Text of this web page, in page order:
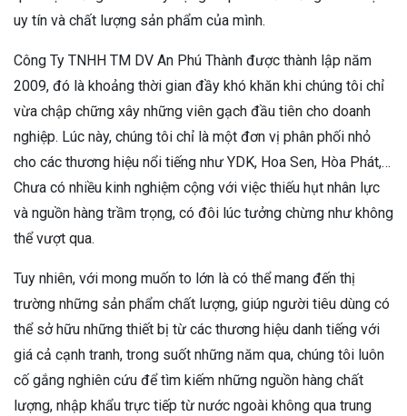
uy tín và chất lượng sản phẩm của mình.
Công Ty TNHH TM DV An Phú Thành được thành lập năm
2009, đó là khoảng thời gian đầy khó khăn khi chúng tôi chỉ
vừa chập chững xây những viên gạch đầu tiên cho doanh
nghiệp. Lúc này, chúng tôi chỉ là một đơn vị phân phối nhỏ
cho các thương hiệu nổi tiếng như YDK, Hoa Sen, Hòa Phát,…
Chưa có nhiều kinh nghiệm cộng với việc thiếu hụt nhân lực
và nguồn hàng trầm trọng, có đôi lúc tưởng chừng như không
thể vượt qua.
Tuy nhiên, với mong muốn to lớn là có thể mang đến thị
trường những sản phẩm chất lượng, giúp người tiêu dùng có
thể sở hữu những thiết bị từ các thương hiệu danh tiếng với
giá cả cạnh tranh, trong suốt những năm qua, chúng tôi luôn
cố gắng nghiên cứu để tìm kiếm những nguồn hàng chất
lượng, nhập khẩu trực tiếp từ nước ngoài không qua trung